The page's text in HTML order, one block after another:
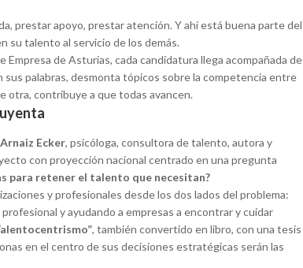
prestar apoyo, prestar atención. Y ahí está buena parte del
su talento al servicio de los demás.
Empresa de Asturias, cada candidatura llega acompañada de
palabras, desmonta tópicos sobre la competencia entre
otra, contribuye a que todas avancen.
Ecker, psicóloga, consultora de talento, autora y
con proyección nacional centrado en una pregunta
para retener el talento que necesitan?
y profesionales desde los dos lados del problema:
y ayudando a empresas a encontrar y cuidar
, también convertido en libro, con una tesis
en el centro de sus decisiones estratégicas serán las